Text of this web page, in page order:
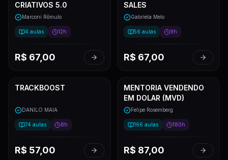
CRIATIVOS 5.0
Marconi Rômulo
4 aulas 12h
R$ 67,00
SALES
Gabriela Melo
56 aulas 9h
R$ 67,00
TRACKBOOST
DANILO MAIA
74 aulas 8h
R$ 57,00
MENTORIA VENDENDO
EM DOLAR (MVD)
Felipe Rosemberg
166 aulas 180h
R$ 87,00